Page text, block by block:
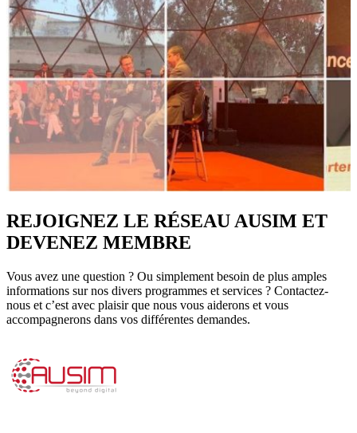
REJOIGNEZ LE RÉSEAU AUSIM ET
DEVENEZ MEMBRE
Vous avez une question ? Ou simplement besoin de plus amples
informations sur nos divers programmes et services ? Contactez-
nous et c’est avec plaisir que nous vous aiderons et vous
accompagnerons dans vos différentes demandes.